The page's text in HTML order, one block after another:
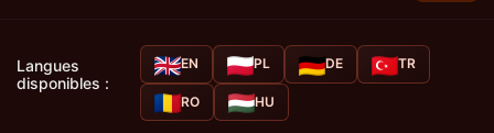
Langues
disponibles :
EN PL DE TR
RO HU